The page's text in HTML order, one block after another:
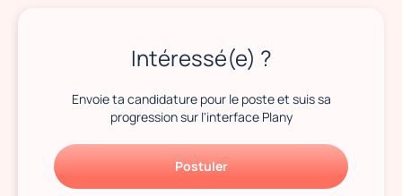
Intéressé(e) ?
Envoie ta candidature pour le poste et suis sa
progression sur l'interface Plany
Postuler